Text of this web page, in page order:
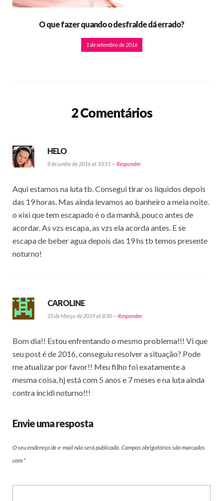
O que fazer quando o desfralde dá errado?
1 de setembro de 2016
2 Comentários
HELO
8 de junho de 2016 at 10:51 —Responder
Aqui estamos na luta tb. Consegui tirar os liquidos depois
das 19 horas. Mas ainda levamos ao banheiro a meia noite.
o xixi que tem escapado é o da manhã, pouco antes de
acordar. As vzs escapa, as vzs ela acorda antes. E se
escapa de beber agua depois das 19 hs tb temos presente
noturno!
CAROLINE
25 de Março de 2019 at 8:50 —Responder
Bom dia!! Estou enfrentando o mesmo problema!!! Vi que
seu post é de 2016, conseguiu resolver a situação? Pode
me atualizar por favor!! Meu filho foi exatamente a
mesma coisa, hj está com 5 anos e 7 meses e na luta ainda
contra incidi noturno!!!
Envie uma resposta
O seu endereço de e-mail não será publicado. Campos obrigatórios são marcados
com *